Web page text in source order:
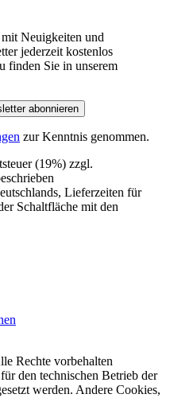
Neuigkeiten und
jederzeit kostenlos
finden Sie in unserem
abonnieren
zur Kenntnis genommen.
(19%) zzgl.
Lieferzeiten für
Schaltfläche mit den
Rechte vorbehalten
den technischen Betrieb der
werden. Andere Cookies,